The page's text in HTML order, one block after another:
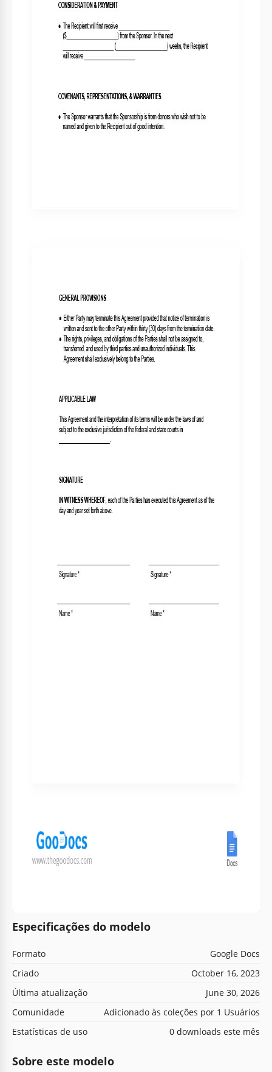
Especificações do modelo
Formato
Google Docs
Criado
October 16, 2023
Última atualização
June 30, 2026
Comunidade
Adicionado às coleções por 1 Usuários
Estatísticas de uso
0 downloads este mês
Sobre este modelo